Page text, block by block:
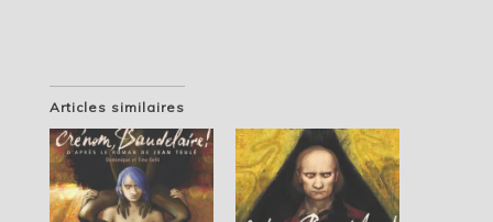
Articles similaires